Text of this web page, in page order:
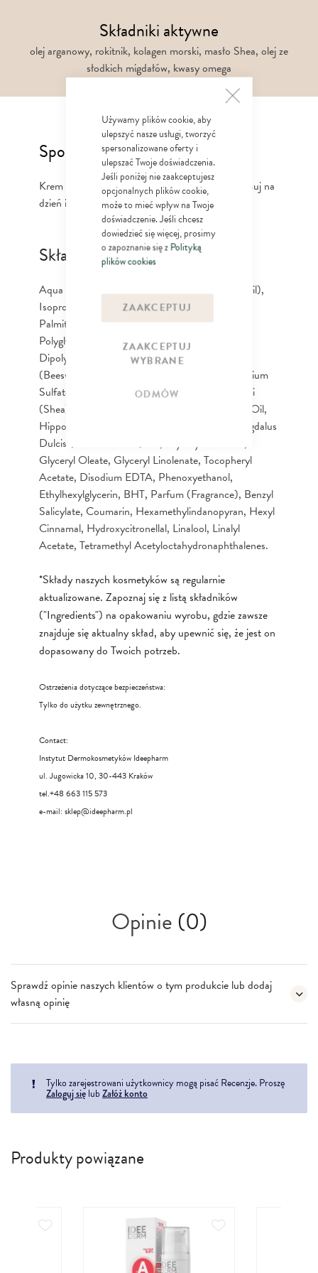
Używamy plików cookie, aby
ulepszyć nasze usługi, tworzyć
spersonalizowane oferty i
ulepszać Twoje doświadczenia.
Jeśli poniżej nie zaakceptujesz
opcjonalnych plików cookie,
może to mieć wpływ na Twoje
doświadczenie. Jeśli chcesz
dowiedzieć się więcej, prosimy
o zapoznanie się zPolityką
plików cookies
ZAAKCEPTUJ
ZAAKCEPTUJ
WYBRANE
ODMÓW
Składniki aktywne
olej arganowy, rokitnik, kolagen morski, masło Shea, olej ze
słodkich migdałów, kwasy omega
Sposób użycia
Krem wmasuj w skórę twarzy, szyi i dekoltu. Stosuj na
dzień i na noc.
Składniki / Ingredients
Aqua (Water), Paraffinum Liquidum (Mineral Oil),
Isopropyl Myristate, Paraffin, Glyceryl
Palmitate/Stearate, PPG-15 Stearyl Ether,
Polyglyceryl-3 Diisostearate, PEG-30
Dipolyhydroxystearate, Glycerin, Cera Alba
(Beeswax), Stearic Acid, Cetyl Alcohol, Magnesium
Sulfate, Soluble Collagen, Butyrospermum Parkii
(Shea) Butter, Argania Spinosa (Argan) Kernel Oil,
Hippophae Rhamnoides Seed Oil, Prunus Amygdalus
Dulcis (Sweet Almond) Oil, Glyceryl Linoleate,
Glyceryl Oleate, Glyceryl Linolenate, Tocopheryl
Acetate, Disodium EDTA, Phenoxyethanol,
Ethylhexylglycerin, BHT, Parfum (Fragrance), Benzyl
Salicylate, Coumarin, Hexamethylindanopyran, Hexyl
Cinnamal, Hydroxycitronellal, Linalool, Linalyl
Acetate, Tetramethyl Acetyloctahydronaphthalenes.
*Składy naszych kosmetyków są regularnie
aktualizowane. Zapoznaj się z listą składników
("Ingredients") na opakowaniu wyrobu, gdzie zawsze
znajduje się aktualny skład, aby upewnić się, że jest on
dopasowany do Twoich potrzeb.
Ostrzeżenia dotyczące bezpieczeństwa:
Tylko do użytku zewnętrznego.
Contact:
Instytut Dermokosmetyków Ideepharm
ul. Jugowicka 10, 30-443 Kraków
tel.+48 663 115 573
e-mail: sklep@ideepharm.pl
Opinie(0)
Sprawdź opinie naszych klientów o tym produkcie lub dodaj
własną opinię
Tylko zarejestrowani użytkownicy mogą pisać Recenzje. Proszę
Zaloguj się lub Załóż konto
Produkty powiązane
Dodaj do ulubionych